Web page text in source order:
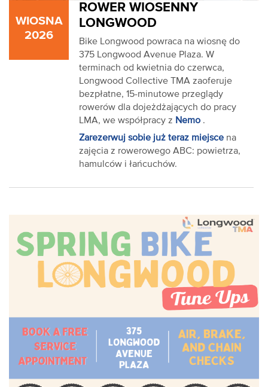
WIOSNA
2026
ROWER WIOSENNY
LONGWOOD
Bike Longwood powraca na wiosnę do
375 Longwood Avenue Plaza. W
terminach od kwietnia do czerwca,
Longwood Collective TMA zaoferuje
bezpłatne, 15-minutowe przeglądy
rowerów dla dojeżdżających do pracy
LMA, we współpracy z Nemo .
Zarezerwuj sobie już teraz miejsce na
zajęcia z rowerowego ABC: powietrza,
hamulców i łańcuchów.